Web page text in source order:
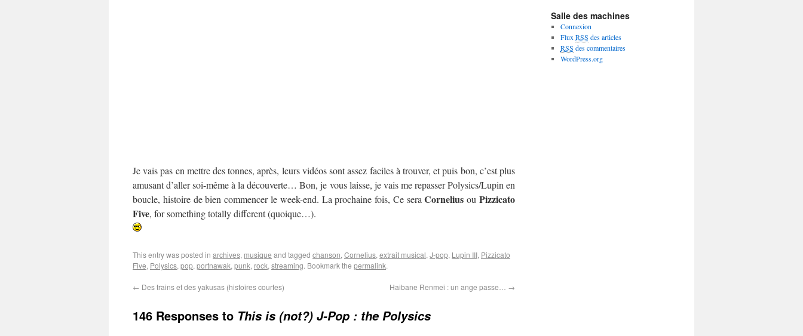
Je vais pas en mettre des tonnes, après, leurs vidéos sont assez faciles à trouver, et puis bon, c’est plus
amusant d’aller soi-même à la découverte… Bon, je vous laisse, je vais me repasser Polysics/Lupin en
boucle, histoire de bien commencer le week-end. La prochaine fois, Ce seraCornelius ouPizzicato
Five, for something totally different (quoique…).
This entry was posted in archives, musique and tagged chanson, Cornelius, extrait musical, J-pop, Lupin III, Pizzicato
Five, Polysics, pop, portnawak, punk, rock, streaming. Bookmark the permalink.
← Des trains et des yakusas (histoires courtes) Haibane Renmei : un ange passe… →
146 Responses to This is (not?) J-Pop : the Polysics
Salle des machines
Connexion
Flux RSS des articles
RSS des commentaires
WordPress.org